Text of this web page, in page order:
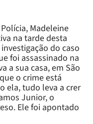
Madeleine
na tarde desta
do caso
foi assassinado na
a sua casa, em São
o crime está
ela, tudo leva a crer
Junior, o
Ele foi apontado